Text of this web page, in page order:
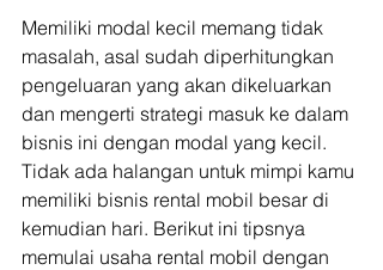
Memiliki modal kecil memang tidak
masalah, asal sudah diperhitungkan
pengeluaran yang akan dikeluarkan
dan mengerti strategi masuk ke dalam
bisnis ini dengan modal yang kecil.
Tidak ada halangan untuk mimpi kamu
memiliki bisnis rental mobil besar di
kemudian hari. Berikut ini tipsnya
memulai usaha rental mobil dengan